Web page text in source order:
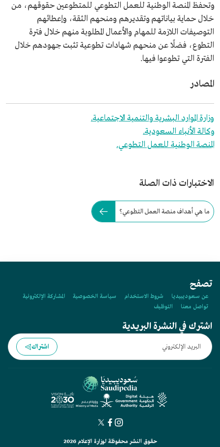
وتحفظ المنصة الوطنية للعمل التطوعي للمتطوعين حقوقهم، من
خلال حماية بياناتهم وتقديرهم ومنحهم الثقة، وإعطائهم
التوصيفات اللازمة للمهام والأعمال المطلوبة منهم خلال فترة
التطوع، فضلًا عن منحهم شهادات تطوعية تثبت جهودهم خلال
الفترة التي تطوعوا فيها.
المصادر
وزارة الموارد البشرية والتنمية الاجتماعية.
وكالة الأنباء السعودية.
المنصة الوطنية للعمل التطوعي.
الاختبارات ذات الصلة
ما هي أهداف منصة العمل التطوعي؟
تصفح
عن سعوديبيديا شروط الاستخدام سياسة الخصوصية
المشاركة الإلكترونية
تواصل معنا
التوظيف
اشترك في النشرة البريدية
اشتراك
حقوق النشر محفوظة لوزارة الإعلام 2026